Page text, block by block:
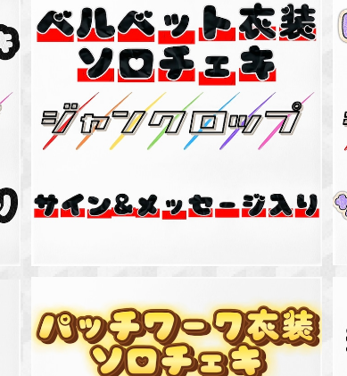
ベルベット衣装ソロチェキ(サイン&メッセー
ジ入り)
¥3,000
SOLD OUT